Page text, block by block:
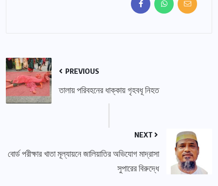
PREVIOUS
তালায় পরিবহনের ধাক্কায় গৃহবধূ নিহত
NEXT
বোর্ড পরীক্ষার খাতা মূল্যায়নে জালিয়াতির অভিযোগ মাদ্রাসা
সুপারের বিরুদ্ধে